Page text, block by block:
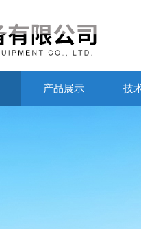
产品展示 技